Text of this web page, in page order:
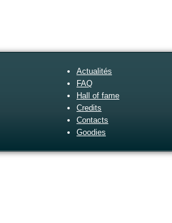
Actualités
FAQ
Hall of fame
Credits
Contacts
Goodies